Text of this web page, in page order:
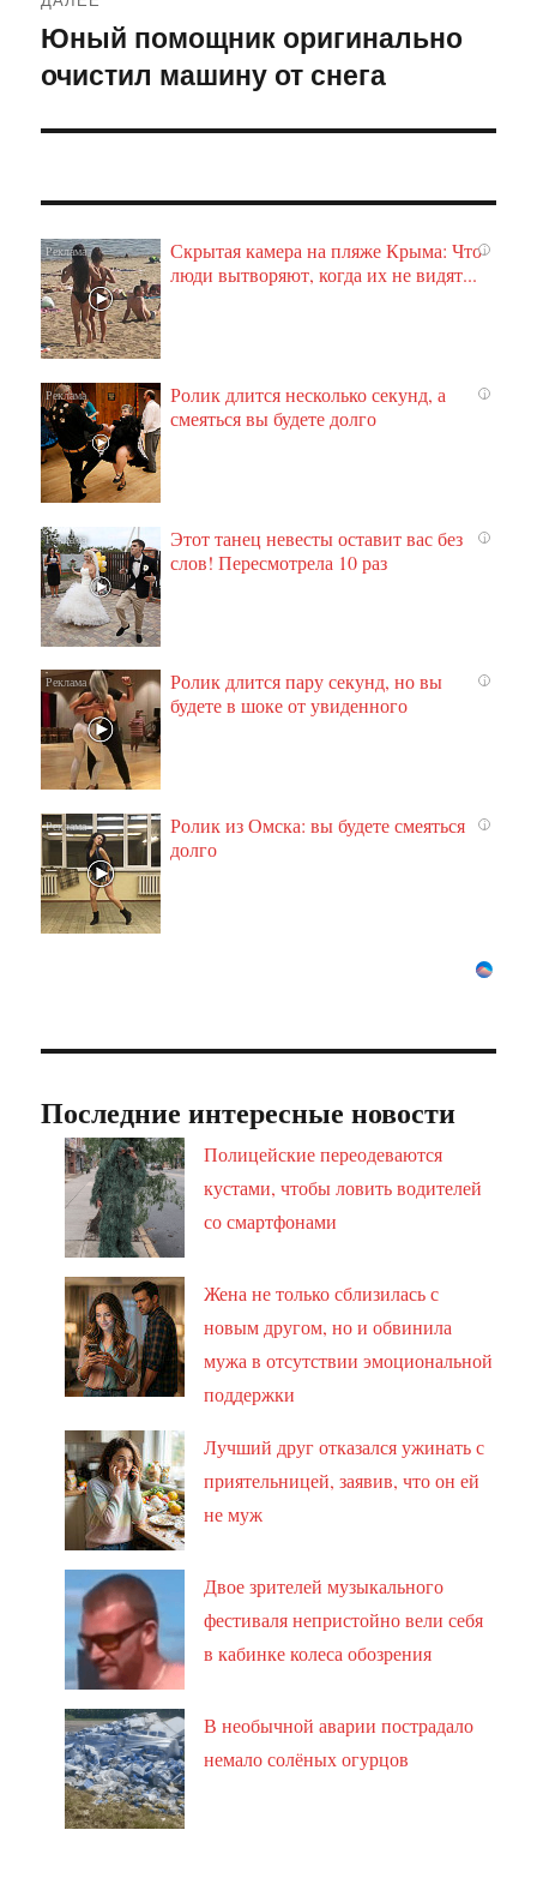
Следующая
запись:
Юный помощник оригинально
очистил машину от снега
i
Скрытая камера на пляже Крыма: Что
люди вытворяют, когда их не видят...
i
Ролик длится несколько секунд, а
смеяться вы будете долго
i
Этот танец невесты оставит вас без
слов! Пересмотрела 10 раз
i
Ролик длится пару секунд, но вы
будете в шоке от увиденного
i
Ролик из Омска: вы будете смеяться
долго
Последние интересные новости
Полицейские переодеваются
кустами, чтобы ловить водителей
со смартфонами
Жена не только сблизилась с
новым другом, но и обвинила
мужа в отсутствии эмоциональной
поддержки
Лучший друг отказался ужинать с
приятельницей, заявив, что он ей
не муж
Двое зрителей музыкального
фестиваля непристойно вели себя
в кабинке колеса обозрения
В необычной аварии пострадало
немало солёных огурцов